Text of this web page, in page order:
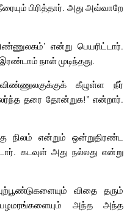
பிரித்தார். அது அவ்வாறே
என்று பெயரிட்டார்.
நாள் முடிந்தது.
கீழுள்ள நீர்
தரை தோன்றுக!” என்றார்.
நிலம் என்றும் ஒன்றுதிரண்ட
கடவுள் அது நல்லது என்று
விதை தரும்
அந்த அந்த